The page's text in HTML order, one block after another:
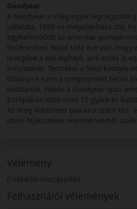
Goodyear
A Goodyear a világ egyik legnagyobb
vállalata. 1889-es megalapítása óta,
egybefonódott az amerikai
történetével. Majd száz éve volt, hogy
levegőbe a kék léghajó, ami azóta is
arculatával. Termékei a felső
többnyire ezen a szegmensen belüli
hódítanak. Habár a Goodyear igazi
Európában több mint 15 gyára és
Az öreg-kontinens piacaira szánt téli-
itteni fejlesztések eredményeiből
Vélemény
0 vásárlói hozzászólás
Felhasználói vélemények